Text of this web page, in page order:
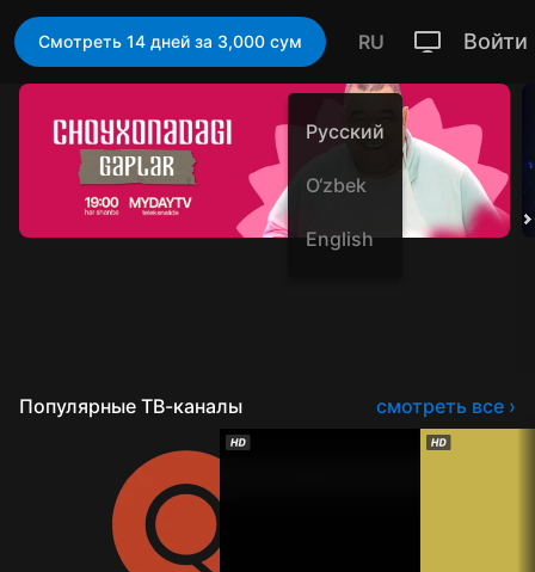
Смотреть 14 дней за 3,000 cум RU
Русский
O‘zbek
English
Войти
Популярные ТВ-каналы смотреть все ›